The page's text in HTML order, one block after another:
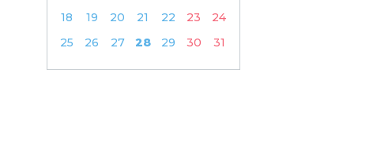
18
19 20 21 22 23
24
25
26 27 28 29 30 31